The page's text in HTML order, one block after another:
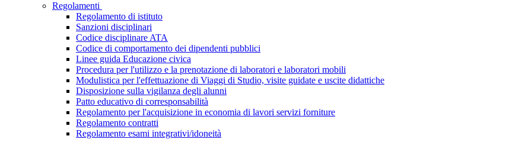
Regolamenti
Regolamento di istituto
Sanzioni disciplinari
Codice disciplinare ATA
Codice di comportamento dei dipendenti pubblici
Linee guida Educazione civica
Procedura per l'utilizzo e la prenotazione di laboratori e laboratori mobili
Modulistica per l'effettuazione di Viaggi di Studio, visite guidate e uscite didattiche
Disposizione sulla vigilanza degli alunni
Patto educativo di corresponsabilità
Regolamento per l'acquisizione in economia di lavori servizi forniture
Regolamento contratti
Regolamento esami integrativi/idoneità